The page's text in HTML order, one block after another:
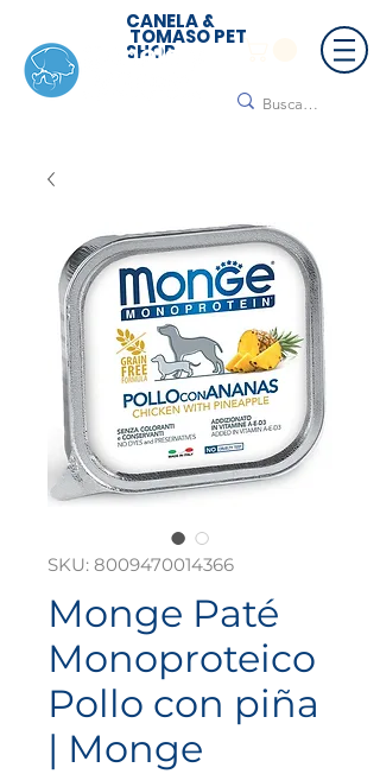
CANELA &
TOMASO PET
SHOP
SKU: 8009470014366
Monge Paté
Monoproteico
Pollo con piña
| Monge